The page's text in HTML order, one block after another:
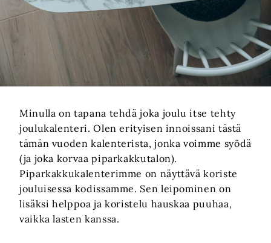
Minulla on tapana tehdä joka joulu itse tehty
joulukalenteri. Olen erityisen innoissani tästä
tämän vuoden kalenterista, jonka voimme syödä
(ja joka korvaa piparkakkutalon).
Piparkakkukalenterimme on näyttävä koriste
jouluisessa kodissamme. Sen leipominen on
lisäksi helppoa ja koristelu hauskaa puuhaa,
vaikka lasten kanssa.